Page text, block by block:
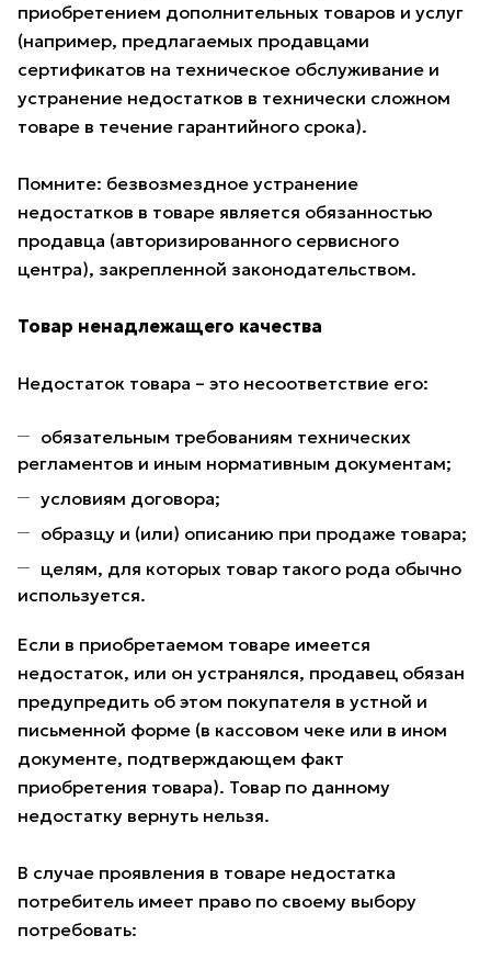
приобретением дополнительных товаров и услуг
(например, предлагаемых продавцами
сертификатов на техническое обслуживание и
устранение недостатков в технически сложном
товаре в течение гарантийного срока).
Помните: безвозмездное устранение
недостатков в товаре является обязанностью
продавца (авторизированного сервисного
центра), закрепленной законодательством.
Товар ненадлежащего качества
Недостаток товара – это несоответствие его:
обязательным требованиям технических
регламентов и иным нормативным документам;
условиям договора;
образцу и (или) описанию при продаже товара;
целям, для которых товар такого рода обычно
используется.
Если в приобретаемом товаре имеется
недостаток, или он устранялся, продавец обязан
предупредить об этом покупателя в устной и
письменной форме (в кассовом чеке или в ином
документе, подтверждающем факт
приобретения товара). Товар по данному
недостатку вернуть нельзя.
В случае проявления в товаре недостатка
потребитель имеет право по своему выбору
потребовать: